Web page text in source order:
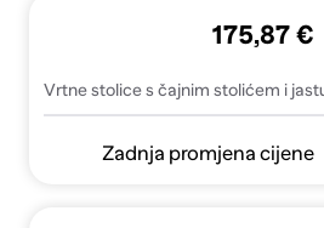
175,87 €
Zadnja promjena cijene